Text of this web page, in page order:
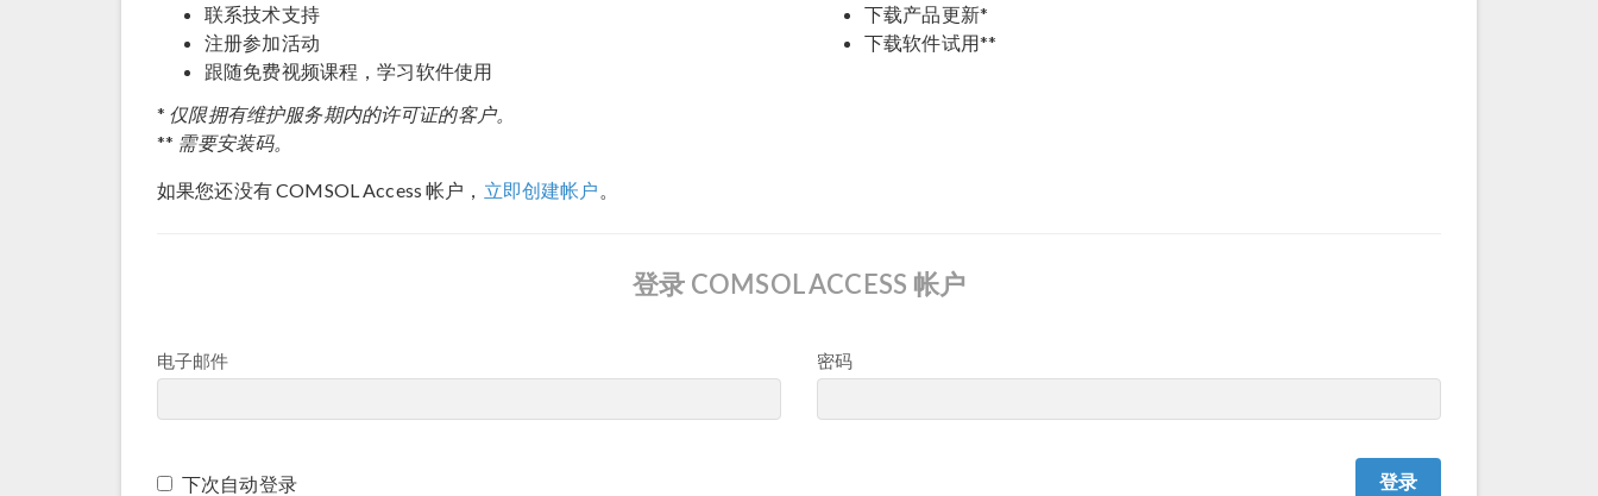
联系技术支持
注册参加活动
跟随免费视频课程，学习软件使用
下载产品更新*
下载软件试用**
* 仅限拥有维护服务期内的许可证的客户。
** 需要安装码。
如果您还没有 COMSOL Access 帐户， 立即创建帐户 。
登录 COMSOL ACCESS 帐户
电子邮件 密码
下次自动登录